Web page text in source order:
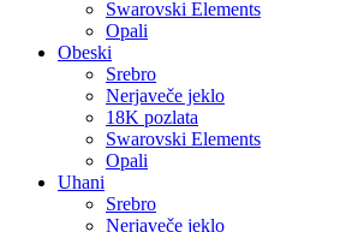
Swarovski Elements
Opali
Obeski
Srebro
Nerjaveče jeklo
18K pozlata
Swarovski Elements
Opali
Uhani
Srebro
Nerjaveče jeklo